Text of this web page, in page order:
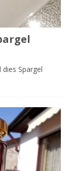
Spargel